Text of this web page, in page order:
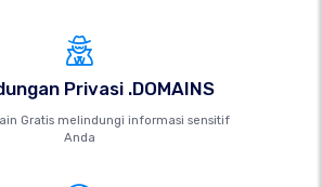
Privasi .DOMAINS
Gratis melindungi informasi sensitif
Anda